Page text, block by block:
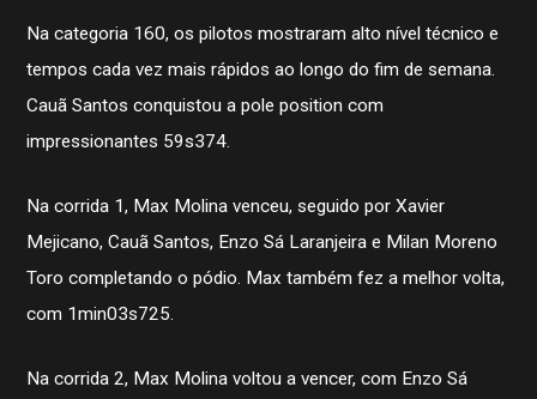
Na categoria 160, os pilotos mostraram alto nível técnico e
tempos cada vez mais rápidos ao longo do fim de semana.
Cauã Santos conquistou a pole position com
impressionantes 59s374.
Na corrida 1, Max Molina venceu, seguido por Xavier
Mejicano, Cauã Santos, Enzo Sá Laranjeira e Milan Moreno
Toro completando o pódio. Max também fez a melhor volta,
com 1min03s725.
Na corrida 2, Max Molina voltou a vencer, com Enzo Sá